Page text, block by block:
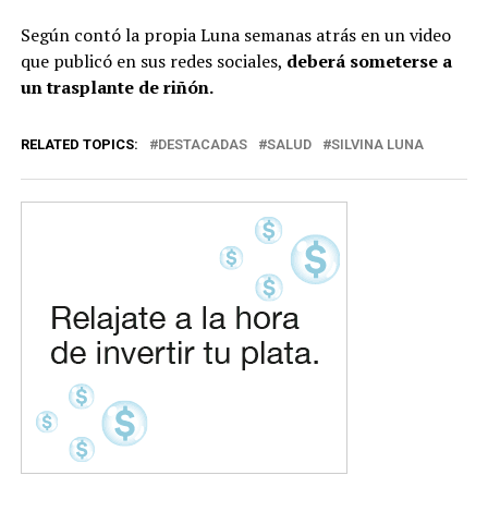
Según contó la propia Luna semanas atrás en un video
que publicó en sus redes sociales, deberá someterse a
un trasplante de riñón.
RELATED TOPICS: DESTACADAS SALUD SILVINA LUNA